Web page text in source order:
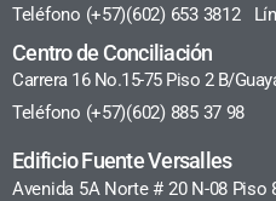
Teléfono (+57)(602) 653 3812
Centro de Conciliación
Carrera 16 No.15-75 Piso 2 B/
Teléfono (+57)(602) 885 37 98
Edificio Fuente Versalles
Avenida 5A Norte # 20 N-08 Piso